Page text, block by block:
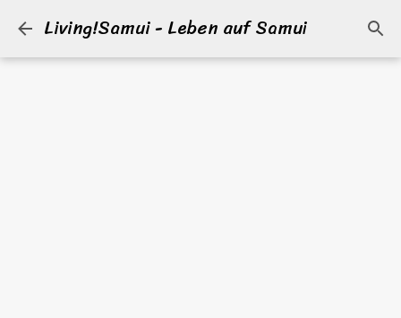
Direkt zum Hauptbereich
Living!Samui - Leben auf Samui